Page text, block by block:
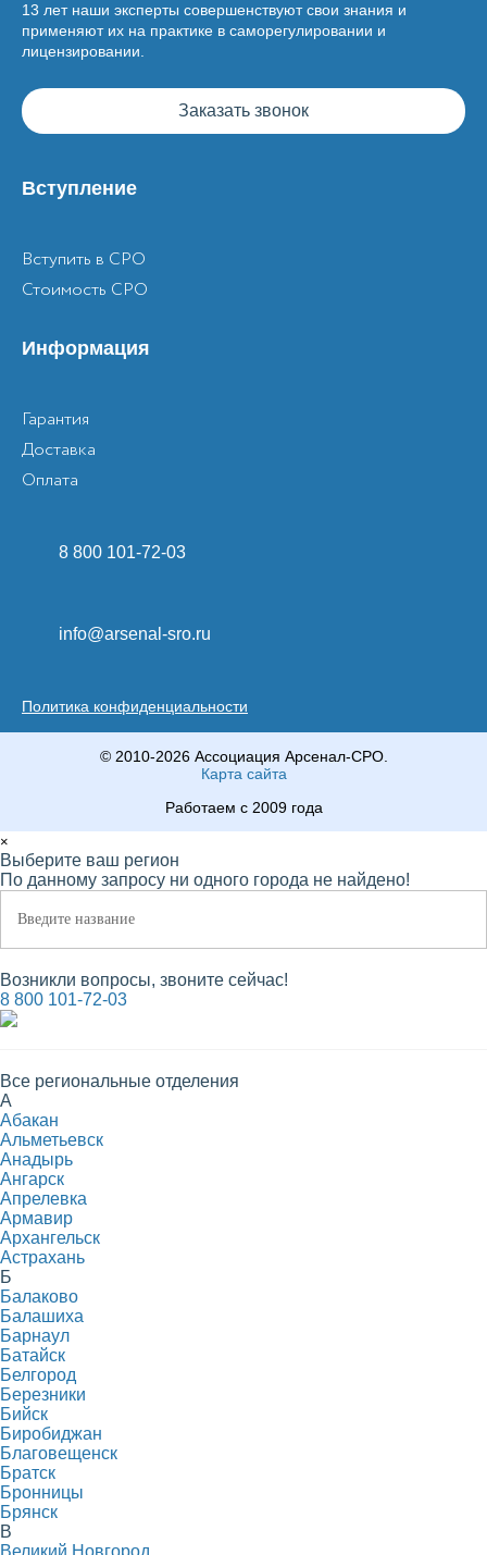
13 лет наши эксперты совершенствуют свои знания и
применяют их на практике в саморегулировании и
лицензировании.
Заказать звонок
Политика конфиденциальности
Вступление
Вступить в СРО
Стоимость СРО
Информация
Гарантия
Доставка
Оплата
8 800 101-72-03
info@arsenal-sro.ru
© 2010-2026 Ассоциация Арсенал-СРО.
Карта сайта
Работаем с 2009 года
×
Выберите ваш регион
По данному запросу ни одного города не найдено!
Возникли вопросы, звоните сейчас!
8 800 101-72-03
Все региональные отделения
А
Абакан
Альметьевск
Анадырь
Ангарск
Апрелевка
Армавир
Архангельск
Астрахань
Б
Балаково
Балашиха
Барнаул
Батайск
Белгород
Березники
Бийск
Биробиджан
Благовещенск
Братск
Бронницы
Брянск
В
Великий Новгород